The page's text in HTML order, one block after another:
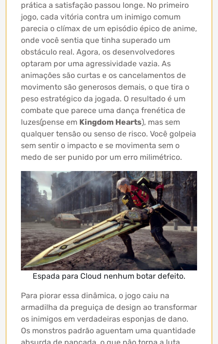
prática a satisfação passou longe. No primeiro
jogo, cada vitória contra um inimigo comum
parecia o clímax de um episódio épico de anime,
onde você sentia que tinha superado um
obstáculo real. Agora, os desenvolvedores
optaram por uma agressividade vazia. As
animações são curtas e os cancelamentos de
movimento são generosos demais, o que tira o
peso estratégico da jogada. O resultado é um
combate que parece uma dança frenética de
luzes(pense em Kingdom Hearts), mas sem
qualquer tensão ou senso de risco. Você golpeia
sem sentir o impacto e se movimenta sem o
medo de ser punido por um erro milimétrico.
Espada para Cloud nenhum botar defeito.
Para piorar essa dinâmica, o jogo caiu na
armadilha da preguiça de design ao transformar
os inimigos em verdadeiras esponjas de dano.
Os monstros padrão aguentam uma quantidade